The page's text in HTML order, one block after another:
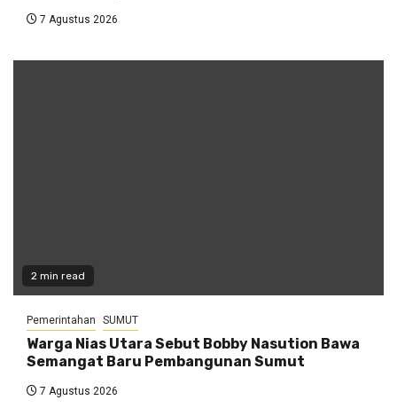
7 Agustus 2026
2 min read
Pemerintahan SUMUT
Warga Nias Utara Sebut Bobby Nasution Bawa
Semangat Baru Pembangunan Sumut
7 Agustus 2026